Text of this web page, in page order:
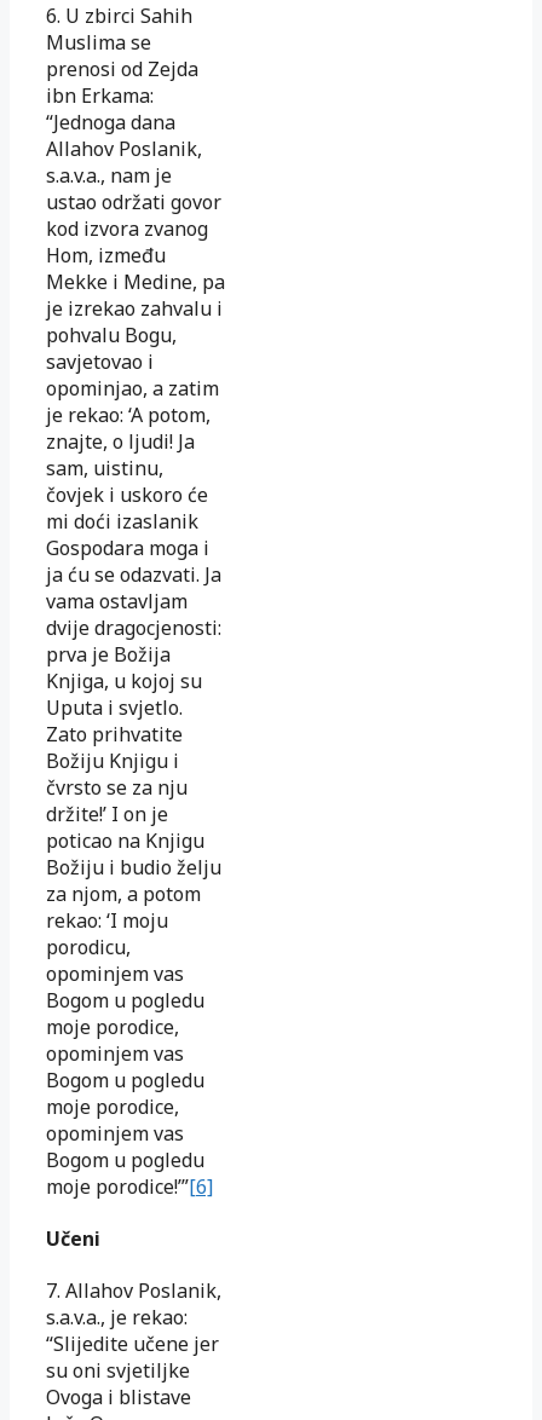
6. U zbirci Sahih
Muslima se
prenosi od Zejda
ibn Erkama:
“Jednoga dana
Allahov Poslanik,
s.a.v.a., nam je
ustao održati govor
kod izvora zvanog
Hom, između
Mekke i Medine, pa
je izrekao zahvalu i
pohvalu Bogu,
savjetovao i
opominjao, a zatim
je rekao: ‘A potom,
znajte, o ljudi! Ja
sam, uistinu,
čovjek i uskoro će
mi doći izaslanik
Gospodara moga i
ja ću se odazvati. Ja
vama ostavljam
dvije dragocjenosti:
prva je Božija
Knjiga, u kojoj su
Uputa i svjetlo.
Zato prihvatite
Božiju Knjigu i
čvrsto se za nju
držite!’ I on je
poticao na Knjigu
Božiju i budio želju
za njom, a potom
rekao: ‘I moju
porodicu,
opominjem vas
Bogom u pogledu
moje porodice,
opominjem vas
Bogom u pogledu
moje porodice,
opominjem vas
Bogom u pogledu
moje porodice!’”[6]
Učeni
7. Allahov Poslanik,
s.a.v.a., je rekao:
“Slijedite učene jer
su oni svjetiljke
Ovoga i blistave